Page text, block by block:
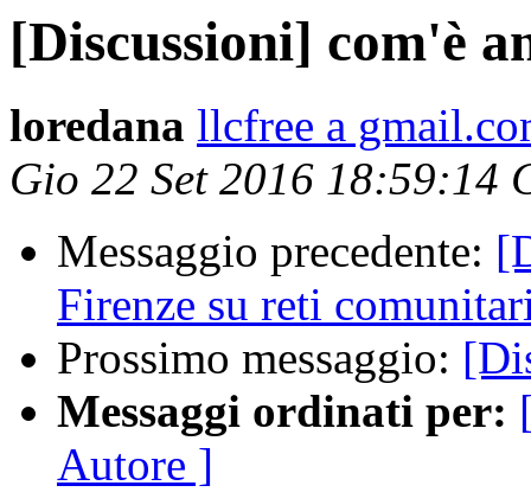
[Discussioni] com'è
loredana llcfree a
Gio 22 Set 2016 18:59:14
Messaggio precedente:
Firenze su reti
Prossimo messaggio:
Messaggi ordinati per:
Autore ]